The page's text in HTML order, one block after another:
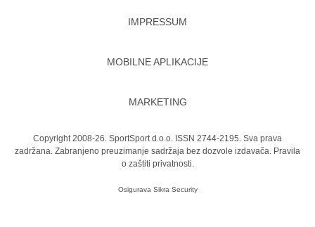
IMPRESSUM
MOBILNE APLIKACIJE
MARKETING
Copyright 2008-26. SportSport d.o.o. ISSN 2744-2195. Sva prava
zadržana. Zabranjeno preuzimanje sadržaja bez dozvole izdavača. Pravila
o zaštiti privatnosti.
Osigurava Sikra Security